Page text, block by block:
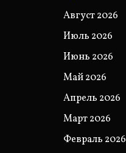
Август 2026
Июль 2026
Июнь 2026
Май 2026
Апрель 2026
Март 2026
Февраль 2026